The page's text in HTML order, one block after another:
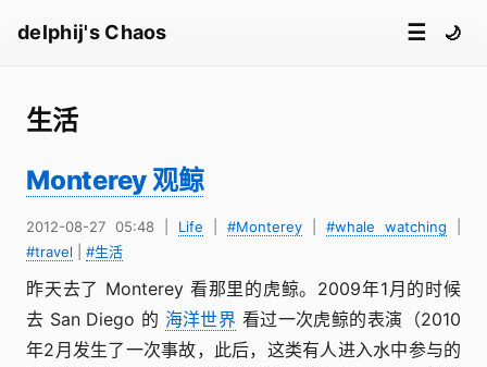
delphij's Chaos ☰ 🌙
生活
Monterey 观鲸
2012-08-27 05:48 Life #Monterey #whale watching
#travel
#生活
昨天去了 Monterey 看那里的虎鲸。2009年1月的时候
去 San Diego 的 海洋世界 看过一次虎鲸的表演（2010
年2月发生了一次事故，此后，这类有人进入水中参与的